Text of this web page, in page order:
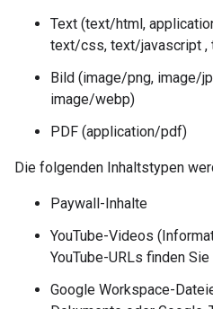
Text (text/html,
text/css, text/javascript
Bild (image/png, image/
image/webp)
PDF (application/pdf)
Die folgenden Inhaltstypen
Paywall-Inhalte
YouTube-Videos
YouTube-URLs finden Sie
Google Workspace-